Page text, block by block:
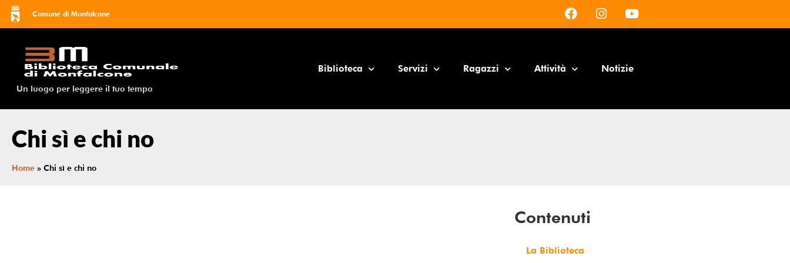
Comune di Monfalcone
Un luogo per leggere il tuo tempo
Biblioteca Servizi Ragazzi Attività Notizie
Chi sì e chi no
Home » Chi sì e chi no
Contenuti
La Biblioteca